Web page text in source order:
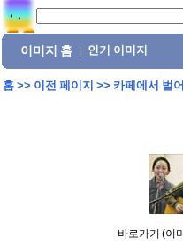
이미지 홈 인기 이미지
홈>> 이전 페이지 >> 카페에서 벌
바로가기 (이